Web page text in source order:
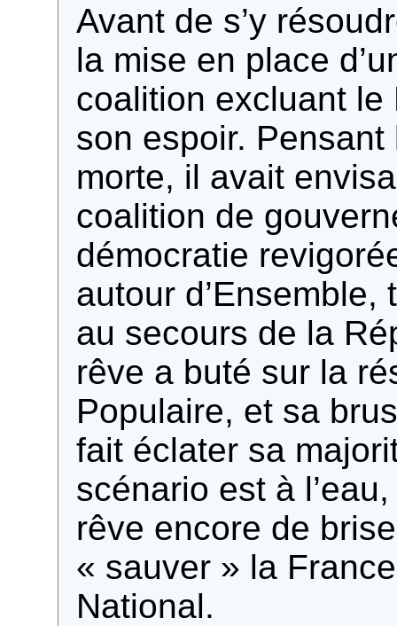
Avant de s’y
la mise en place
coalition excluant le
son espoir.
morte, il avait
coalition de
démocratie
autour
au secours de la
rêve a buté sur la
Populaire, et sa
fait éclater sa
scénario est à
rêve encore de
« sauver » la
National.